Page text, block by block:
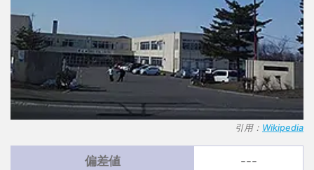
引用： Wikipedia
偏差値 ---